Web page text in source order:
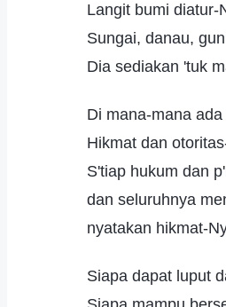
Langit bumi diatur-
Sungai, danau,
Dia sediakan 'tuk
Di mana-mana
Hikmat dan
S'tiap hukum dan
dan seluruhnya
nyatakan hikmat-
Siapa dapat luput